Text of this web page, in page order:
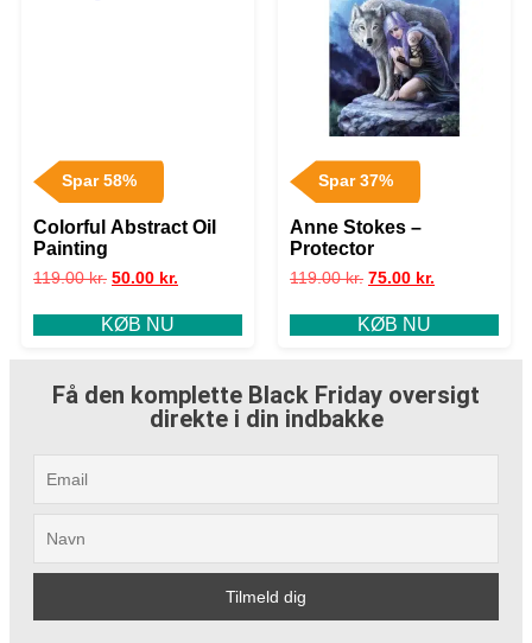
Spar 58%
Colorful Abstract Oil
Painting
119.00kr. 50.00 kr.
KØB NU
Spar 37%
Anne Stokes –
Protector
119.00kr. 75.00 kr.
KØB NU
Få den komplette Black Friday oversigt
direkte i din indbakke